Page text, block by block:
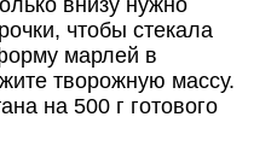
внизу нужно
чтобы стекала
марлей в
творожную массу.
на 500 г готового